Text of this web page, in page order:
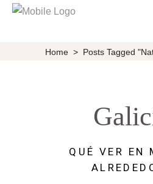
Home > Posts Tagged
QUÉ VER EN